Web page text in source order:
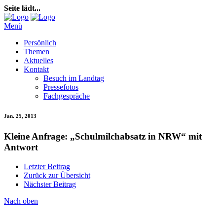
Seite lädt...
Menü
Persönlich
Themen
Aktuelles
Kontakt
Besuch im Landtag
Pressefotos
Fachgespräche
Jan. 25, 2013
Kleine Anfrage: „Schulmilchabsatz in NRW“ mit
Antwort
Letzter Beitrag
Zurück zur Übersicht
Nächster Beitrag
Nach oben